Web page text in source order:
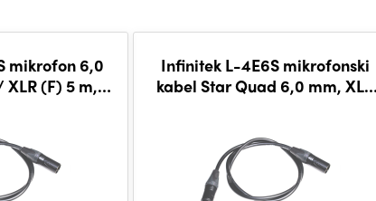
mikrofon 6,0
(F) 5 m,
Infinitek L-4E6S mikrofonski
kabel Star Quad 6,0 mm, XLR